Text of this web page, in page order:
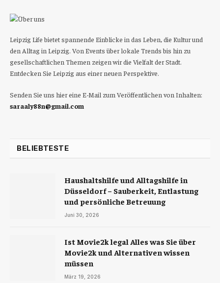
Leipzig Life bietet spannende Einblicke in das Leben, die Kultur und
den Alltag in Leipzig. Von Events über lokale Trends bis hin zu
gesellschaftlichen Themen zeigen wir die Vielfalt der Stadt.
Entdecken Sie Leipzig aus einer neuen Perspektive.
Senden Sie uns hier eine E-Mail zum Veröffentlichen von Inhalten:
saraaly88n@gmail.com
BELIEBTESTE
Haushaltshilfe und Alltagshilfe in
Düsseldorf – Sauberkeit, Entlastung
und persönliche Betreuung
Juni 30, 2026
Ist Movie2k legal Alles was Sie über
Movie2k und Alternativen wissen
müssen
März 19, 2026